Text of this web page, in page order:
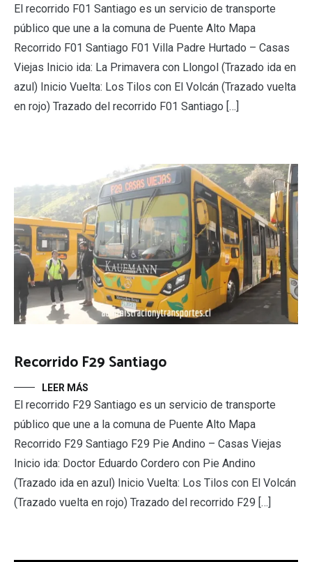
El recorrido F01 Santiago es un servicio de transporte
público que une a la comuna de Puente Alto Mapa
Recorrido F01 Santiago F01 Villa Padre Hurtado – Casas
Viejas Inicio ida: La Primavera con Llongol (Trazado ida en
azul) Inicio Vuelta: Los Tilos con El Volcán (Trazado vuelta
en rojo) Trazado del recorrido F01 Santiago […]
Recorrido F29 Santiago
LEER MÁS
El recorrido F29 Santiago es un servicio de transporte
público que une a la comuna de Puente Alto Mapa
Recorrido F29 Santiago F29 Pie Andino – Casas Viejas
Inicio ida: Doctor Eduardo Cordero con Pie Andino
(Trazado ida en azul) Inicio Vuelta: Los Tilos con El Volcán
(Trazado vuelta en rojo) Trazado del recorrido F29 […]